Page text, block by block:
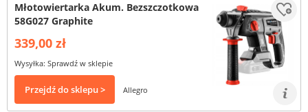
Młotowiertarka Akum. Bezszczotkowa
58G027 Graphite
339,00 zł
Wysyłka: Sprawdź w sklepie
Przejdź do sklepu > Allegro